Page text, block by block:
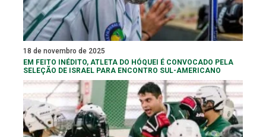
18 de novembro de 2025
EM FEITO INÉDITO, ATLETA DO HÓQUEI É CONVOCADO PELA
SELEÇÃO DE ISRAEL PARA ENCONTRO SUL-AMERICANO